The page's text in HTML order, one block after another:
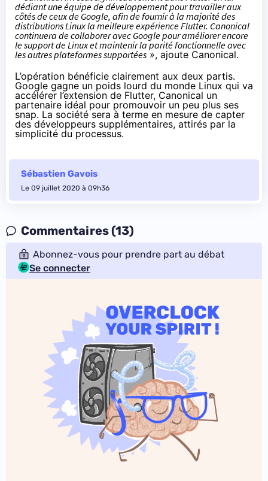
dédiant une équipe de développement pour travailler aux
côtés de ceux de Google, afin de fournir à la majorité des
distributions Linux la meilleure expérience Flutter. Canonical
continuera de collaborer avec Google pour améliorer encore
le support de Linux et maintenir la parité fonctionnelle avec
les autres plateformes supportées », ajoute Canonical.
L’opération bénéficie clairement aux deux partis.
Google gagne un poids lourd du monde Linux qui va
accélérer l’extension de Flutter, Canonical un
partenaire idéal pour promouvoir un peu plus ses
snap. La société sera à terme en mesure de capter
des développeurs supplémentaires, attirés par la
simplicité du processus.
Sébastien Gavois
Le 09 juillet 2020 à 09h36
Commentaires (13)
Abonnez-vous pour prendre part au débat
Se connecter